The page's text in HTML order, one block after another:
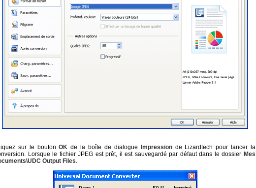
sur le boutonOK de la boîte de dialogue Impressionde Lizardtech pour lancer la
Lorsque le fichier JPEG est prêt, il est sauvegardé par défaut dans le dossier Mes
Output Files.